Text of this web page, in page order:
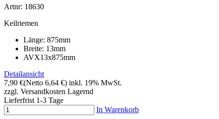
Artnr: 18630
Keilriemen
Länge: 875mm
Breite: 13mm
AVX13x875mm
Detailansicht
7,90 €(Netto 6,64 €) inkl. 19% MwSt.
zzgl. Versandkosten Lagernd
Lieferfrist 1-3 Tage
In Warenkorb